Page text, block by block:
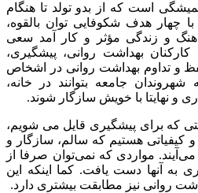
است که از بدو تولد تا هنگام
چهار هدف شكوفایی توان بالقوه،
و زندگی مؤثر و کار آمد سعی
بهداشت روانی، پیشگیری،
و تداوم بهداشت روانی در اشخاص
جامعه بتوانند در خانه،
و نهایتا با خویش سازگار شوند.
که برای پیشگیری قایل می شویم،
و کیفیاتی هستیم که سالم، سازگار و
مواردی که نمی‌توان صرفا از
آنها دست یافت. کما اینکه این
روانی نیز مطابقت بیشتری دارد.